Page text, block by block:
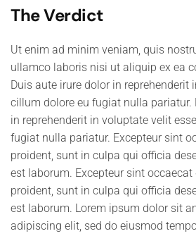
The Verdict
Ut enim ad minim veniam, quis
ullamco laboris nisi ut aliquip ex ea
Duis aute irure dolor in reprehenderit
cillum dolore eu fugiat nulla pariatur.
in reprehenderit in voluptate velit
fugiat nulla pariatur. Excepteur sint
proident, sunt in culpa qui officia
est laborum. Excepteur sint
proident, sunt in culpa qui officia
est laborum. Lorem ipsum dolor sit
adipiscing elit, sed do eiusmod